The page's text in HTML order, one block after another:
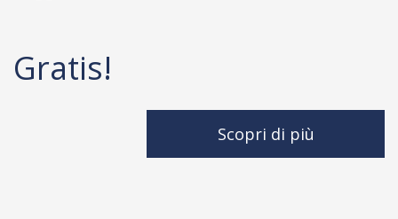
Gratis!
Scopri di più